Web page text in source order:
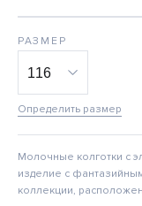
РАЗМЕР
Определить размер
Молочные колготки с
изделие с
коллекции,